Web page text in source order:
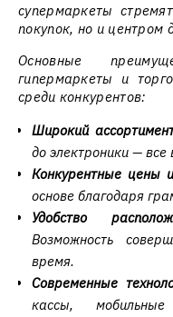
супермаркеты
покупок, но и центром
Основные
гипермаркеты и
среди конкурентов:
Широкий
до электроники — все
Конкурентные цены
основе благодаря
Удобство
Возможность
время.
Современные
кассы,